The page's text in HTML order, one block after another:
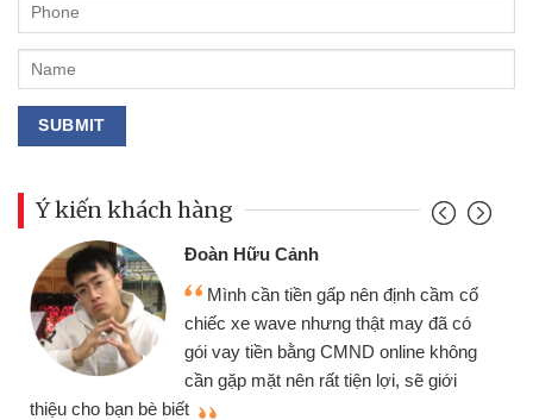
Ý kiến khách hàng
Đoàn Hữu Cảnh
Mình cần tiền gấp nên định cầm cố
chiếc xe wave nhưng thật may đã có
gói vay tiền bằng CMND online không
cần gặp mặt nên rất tiện lợi, sẽ giới
thiệu cho bạn bè biết